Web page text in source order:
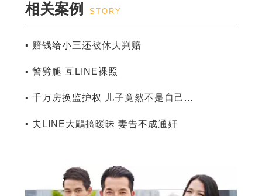
相关案例 STORY
▪ 赔钱给小三还被休夫判赔
▪ 警劈腿 互LINE裸照
▪ 千万房换监护权 儿子竟然不是自己...
▪ 夫LINE大鵰搞暧昧 妻告不成通奸